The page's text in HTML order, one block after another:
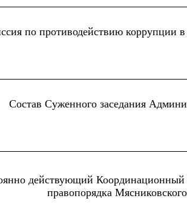
по противодействию коррупции
Состав Суженного заседания
действующий Координационный
правопорядка